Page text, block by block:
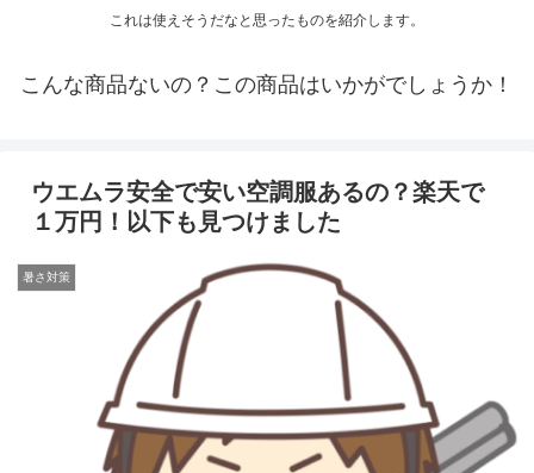
これは使えそうだなと思ったものを紹介します。
こんな商品ないの？この商品はいかがでしょうか！
ウエムラ安全で安い空調服あるの？楽天で
１万円！以下も見つけました
暑さ対策